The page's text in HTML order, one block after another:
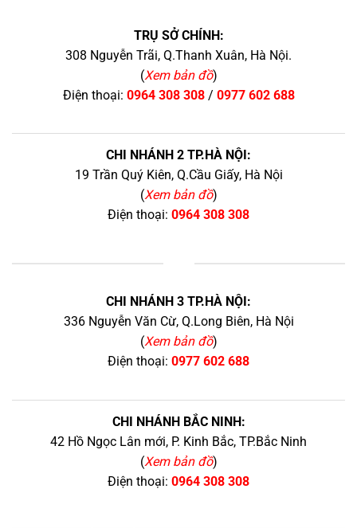
TRỤ SỞ CHÍNH:
308 Nguyễn Trãi, Q.Thanh Xuân, Hà Nội.
(Xem bản đồ)
Điện thoại: 0964 308 308/ 0977 602 688
CHI NHÁNH 2 TP.HÀ NỘI:
19 Trần Quý Kiên, Q.Cầu Giấy, Hà Nội
(Xem bản đồ)
Điện thoại: 0964 308 308
CHI NHÁNH 3 TP.HÀ NỘI:
336 Nguyễn Văn Cừ, Q.Long Biên, Hà Nội
(Xem bản đồ)
Điện thoại: 0977 602 688
CHI NHÁNH BẮC NINH:
42 Hồ Ngọc Lân mới, P. Kinh Bắc, TP.Bắc Ninh
(Xem bản đồ)
Điện thoại: 0964 308 308